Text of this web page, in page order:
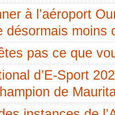
à l’aéroport
désormais moins
pas ce que
d’E-Sport
de